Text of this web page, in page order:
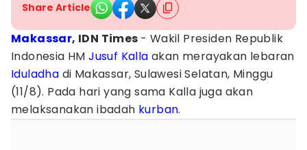
Share Article
Makassar, IDN Times - Wakil Presiden Republik
Indonesia HMJusuf Kalla akan merayakan lebaran
Iduladha di Makassar, Sulawesi Selatan, Minggu
(11/8). Pada hari yang sama Kalla juga akan
melaksanakan ibadah kurban.